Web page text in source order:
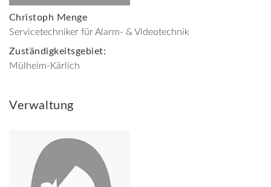
Christoph Menge
Servicetechniker für Alarm- & Videotechnik
Zuständigkeitsgebiet:
Mülheim-Kärlich
Verwaltung